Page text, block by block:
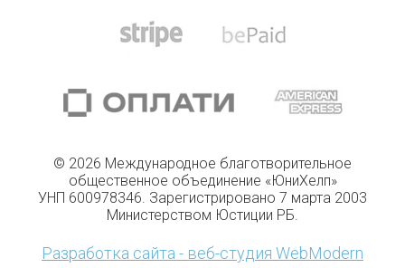
© 2026 Международное благотворительное
общественное объединение «ЮниХелп»
УНП 600978346. Зарегистрировано 7 марта 2003
Министерством Юстиции РБ.
Разработка сайта - веб-студия WebModern